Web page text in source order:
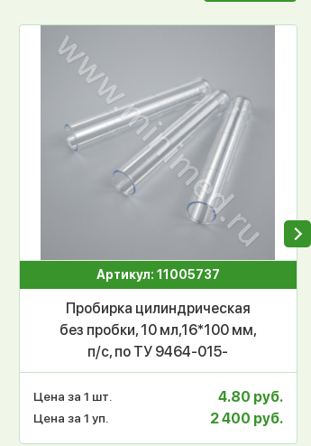
Артикул: 11005737
Пробирка цилиндрическая
без пробки, 10 мл,16*100 мм,
п/с, по ТУ 9464-015-
29508133-2014, уп.500шт,
Цена за 1 шт. 4.80 руб.
Цена за 1 уп. 2 400 руб.